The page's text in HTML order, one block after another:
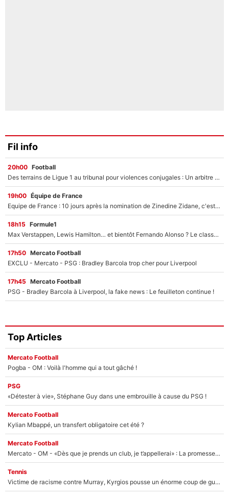
Fil info
20h00 Football
Des terrains de Ligue 1 au tribunal pour violences conjugales : Un arbitre français encourt une peine de 18 mois de prison !
19h00 Équipe de France
Equipe de France : 10 jours après la nomination de Zinedine Zidane, c'est au tour de son fils de prendre un nouveau départ !
18h15 Formule1
Max Verstappen, Lewis Hamilton… et bientôt Fernando Alonso ? Le classement des pilotes les mieux payés en Formule 1 risque de changer !
17h50 Mercato Football
EXCLU - Mercato - PSG : Bradley Barcola trop cher pour Liverpool
17h45 Mercato Football
PSG - Bradley Barcola à Liverpool, la fake news : Le feuilleton continue !
Top Articles
Mercato Football
Pogba - OM : Voilà l'homme qui a tout gâché !
PSG
«Détester à vie», Stéphane Guy dans une embrouille à cause du PSG !
Mercato Football
Kylian Mbappé, un transfert obligatoire cet été ?
Mercato Football
Mercato - OM - «Dès que je prends un club, je t’appellerai» : La promesse de Marcelino au moment de claquer la porte
Tennis
Victime de racisme contre Murray, Kyrgios pousse un énorme coup de gueule !